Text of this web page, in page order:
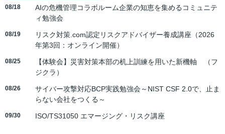
08/18
AIの危機管理コラボルーム企業の知恵を集めるコミュニテ
ィ勉強会
08/19
リスク対策.com認定リスクアドバイザー養成講座（2026
年第3回：オンライン開催）
08/25
【体験会】災害対策本部の机上訓練を用いた新機軸 （フ
ジクラ）
08/26
サイバー攻撃対応BCP実践勉強会～NIST CSF 2.0で、止ま
らない会社をつくる～
09/30 ISO/TS31050 エマージング・リスク講座